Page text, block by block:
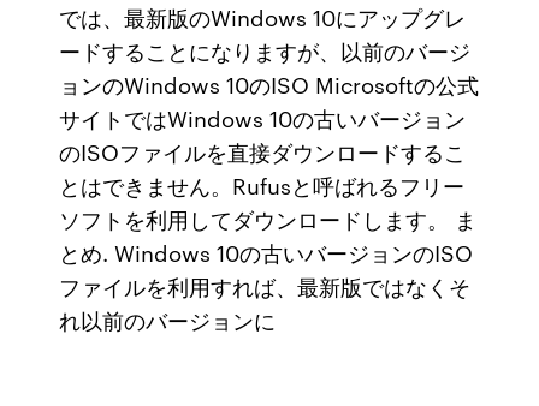
では、最新版のWindows 10にアップグレ
ードすることになりますが、以前のバージ
ョンのWindows 10のISO Microsoftの公式
サイトではWindows 10の古いバージョン
のISOファイルを直接ダウンロードするこ
とはできません。Rufusと呼ばれるフリー
ソフトを利用してダウンロードします。 ま
とめ. Windows 10の古いバージョンのISO
ファイルを利用すれば、最新版ではなくそ
れ以前のバージョンに